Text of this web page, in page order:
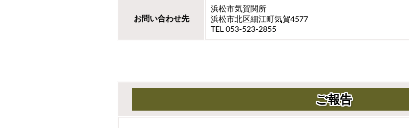
お問い合わせ先
浜松市気賀関所
浜松市北区細江町気賀4577
TEL 053-523-2855
ご報告